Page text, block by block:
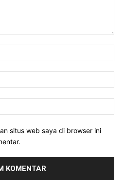
situs web saya di browser ini